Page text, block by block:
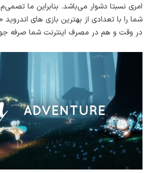
امری نسبتا دشوار می‌باشد. بنابراین ما
در وقت و هم در مصرف اینترنت شما صرفه